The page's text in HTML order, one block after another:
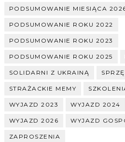
PODSUMOWANIE MIESIĄCA
PODSUMOWANIE ROKU 2022
PODSUMOWANIE ROKU 2023
PODSUMOWANIE ROKU 2025
SOLIDARNI Z UKRAINĄ
STRAŻACKIE MEMY
WYJAZD 2023 WYJAZD 2024
WYJAZD 2026 WYJAZD
ZAPROSZENIA